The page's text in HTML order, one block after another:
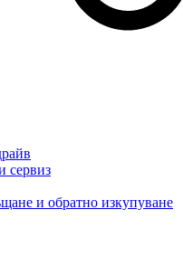
сервиз
и обратно изкупуване